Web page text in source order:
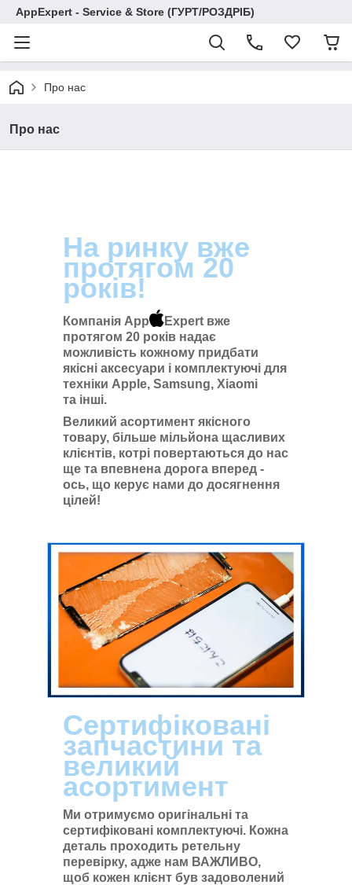
AppExpert - Service & Store (ГУРТ/РОЗДРІБ)
Про нас
Про нас
На ринку вже
протягом 20
років!
Компанія App
Expert вже
протягом 20 років надає
можливість кожному придбати
якісні аксесуари і комплектуючі для
техніки Apple, Samsung, Xiaomi
та інші.
Великий асортимент якісного
товару, більше мільйона щасливих
клієнтів, котрі повертаються до нас
ще та впевнена дорога вперед -
ось, що керує нами до досягнення
цілей!
Сертифіковані
запчастини та
великий
асортимент
Ми отримуємо оригінальні та
сертифіковані комплектуючі. Кожна
деталь проходить ретельну
перевірку, адже нам ВАЖЛИВО,
щоб кожен клієнт був задоволений